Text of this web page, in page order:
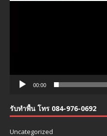
00:00
รับทำพื้น โทร 084-976-0692
Uncategorized